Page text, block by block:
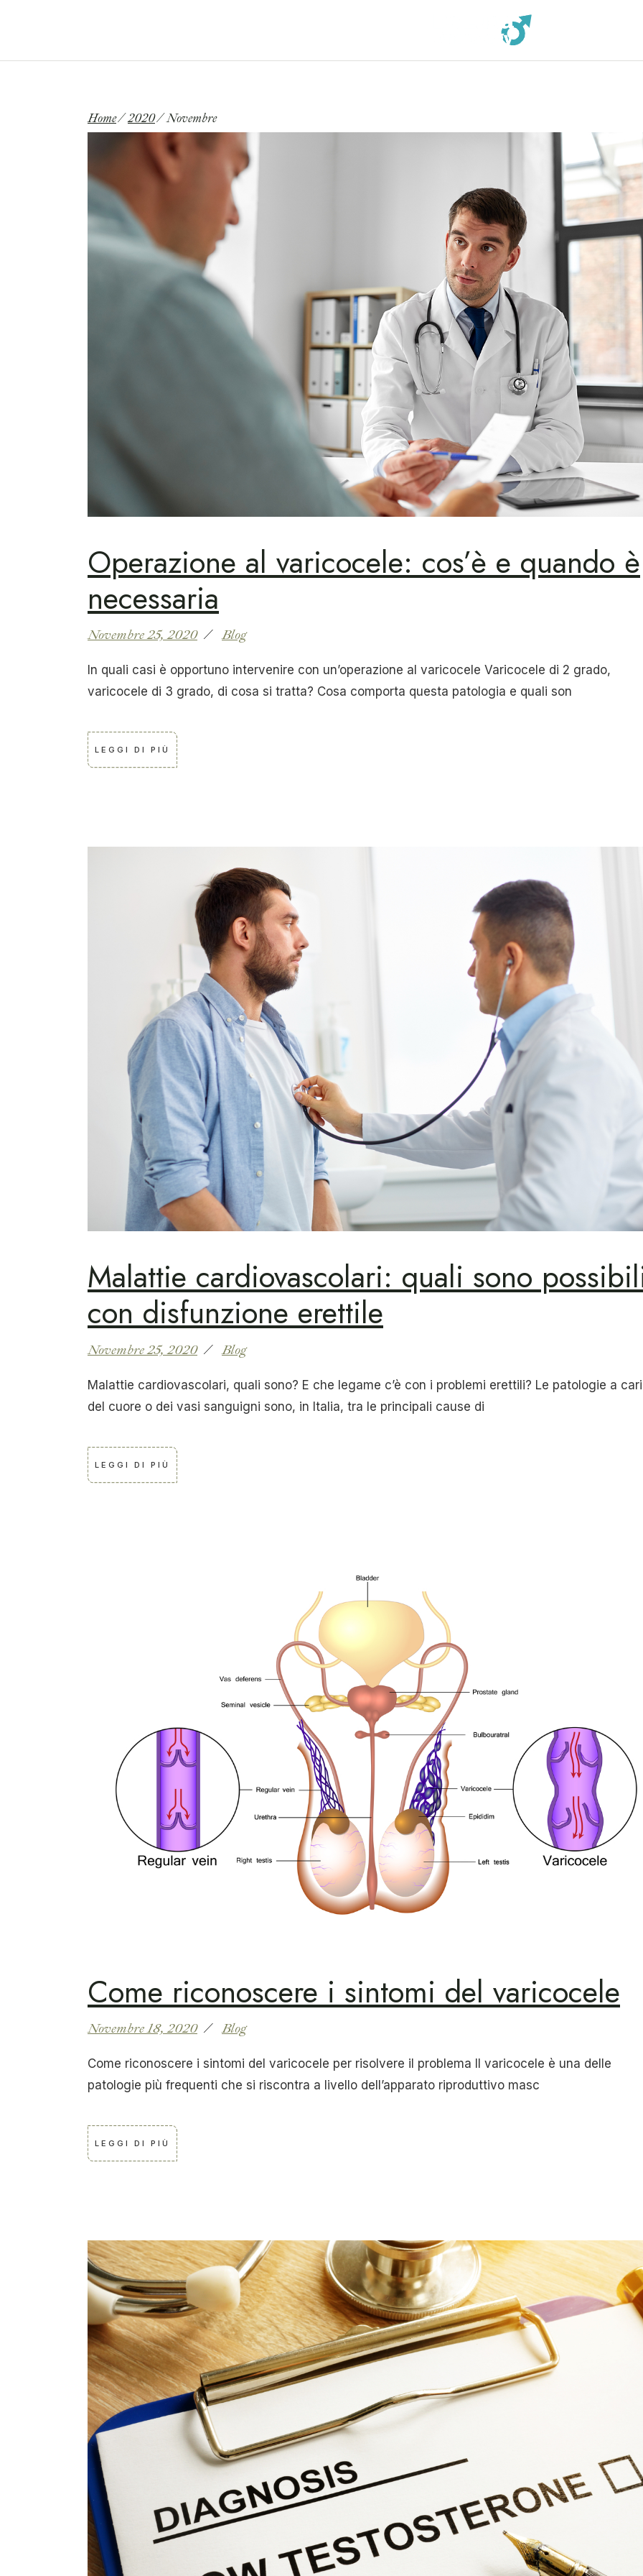
Home 2020 Novembre
Operazione al varicocele: cos’è e quando è
necessaria
Novembre 25, 2020 Blog
In quali casi è opportuno intervenire con un’operazione al varicocele Varicocele di 2 grado,
varicocele di 3 grado, di cosa si tratta? Cosa comporta questa patologia e quali son
LEGGI DI PIÙ
Malattie cardiovascolari: quali sono
con disfunzione erettile
Novembre 25, 2020 Blog
Malattie cardiovascolari, quali sono? E che legame c’è con i problemi erettili? Le patologie a
del cuore o dei vasi sanguigni sono, in Italia, tra le principali cause di
LEGGI DI PIÙ
Come riconoscere i sintomi del varicocele
Novembre 18, 2020 Blog
Come riconoscere i sintomi del varicocele per risolvere il problema Il varicocele è una delle
patologie più frequenti che si riscontra a livello dell’apparato riproduttivo masc
LEGGI DI PIÙ